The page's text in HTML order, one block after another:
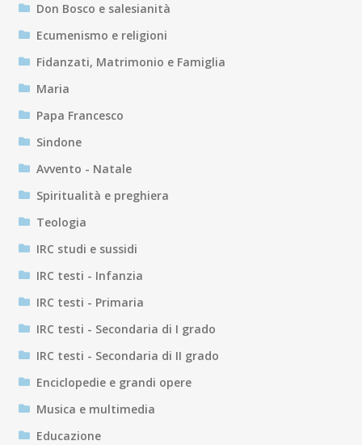
Don Bosco e salesianità
Ecumenismo e religioni
Fidanzati, Matrimonio e Famiglia
Maria
Papa Francesco
Sindone
Avvento - Natale
Spiritualità e preghiera
Teologia
IRC studi e sussidi
IRC testi - Infanzia
IRC testi - Primaria
IRC testi - Secondaria di I grado
IRC testi - Secondaria di II grado
Enciclopedie e grandi opere
Musica e multimedia
Educazione